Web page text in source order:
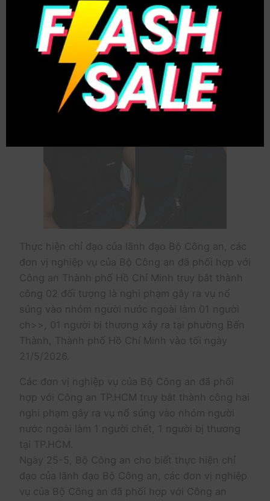
Thực hiện chỉ đạo của lãnh đạo Bộ Công an, các
đơn vị nghiệp vụ của Bộ Công an đã phối hợp với
Công an Thành phố Hồ Chí Minh truy bắt thành
công 02 đối tượng là nghi phạm gây ra vụ nổ
súng vào nhóm người nước ngoài làm 01 người
ch>>, 01 người bị thương xảy ra tại phường Bến
Thành, Thành phố Hồ Chí Minh vào tối ngày
21/5/2026.
Các đơn vị nghiệp vụ của Bộ Công an đã phối
hợp với Công an TP.HCM truy bắt thành công hai
nghi phạm gây ra vụ nổ súng vào nhóm người
nước ngoài làm 1 người chết, 1 người bị thương
tại TP.HCM.
Ngày 25-5, Bộ Công an cho biết thực hiện chỉ
đạo của lãnh đạo Bộ Công an, các đơn vị nghiệp
vụ của Bộ Công an đã phối hợp với Công an